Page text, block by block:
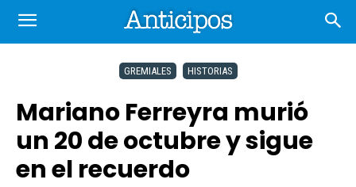
GREMIALES HISTORIAS
Mariano Ferreyra murió
un 20 de octubre y sigue
en el recuerdo